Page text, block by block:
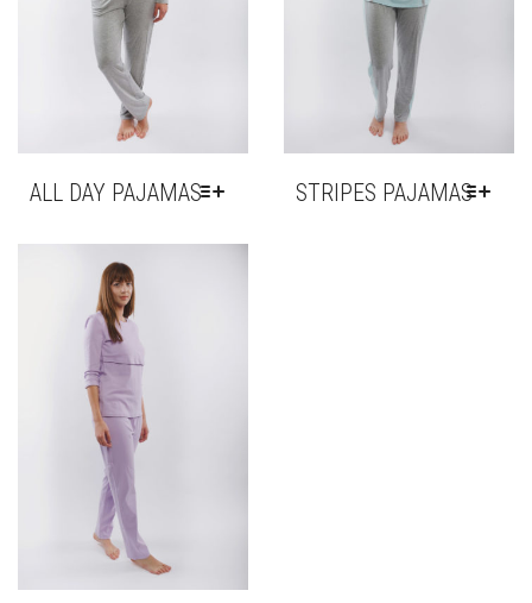
ALL DAY PAJAMAS
PRODUCT
VARIANTS.
STRIPES PAJAMAS